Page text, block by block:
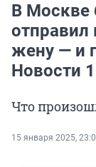
В Москве
жену — и
Новости
Что
15 января 2025,